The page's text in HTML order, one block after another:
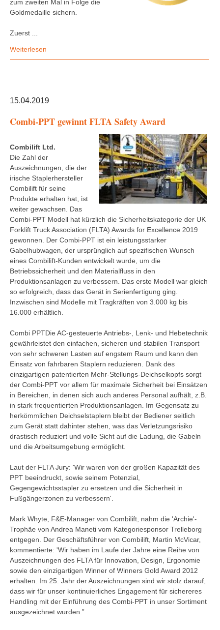
zum zweiten Mal in Folge die
Goldmedaille sichern.
Zuerst ...
Weiterlesen
15.04.2019
Combi-PPT gewinnt FLTA Safety Award
Combilift Ltd.
Die Zahl der
Auszeichnungen, die der
irische Staplerhersteller
Combilift für seine
Produkte erhalten hat, ist
weiter gewachsen. Das
Combi-PPT Modell hat kürzlich die Sicherheitskategorie der UK
Forklift Truck Association (FLTA) Awards for Excellence 2019
gewonnen. Der Combi-PPT ist ein leistungsstarker
Gabelhubwagen, der ursprünglich auf spezifischen Wunsch
eines Combilift-Kunden entwickelt wurde, um die
Betriebssicherheit und den Materialfluss in den
Produktionsanlagen zu verbessern. Das erste Modell war gleich
so erfolgreich, dass das Gerät in Serienfertigung ging.
Inzwischen sind Modelle mit Tragkräften von 3.000 kg bis
16.000 erhältlich.
Combi PPTDie AC-gesteuerte Antriebs-, Lenk- und Hebetechnik
gewährleistet den einfachen, sicheren und stabilen Transport
von sehr schweren Lasten auf engstem Raum und kann den
Einsatz von fahrbaren Staplern reduzieren. Dank des
einzigartigen patentierten Mehr-Stellungs-Deichselkopfs sorgt
der Combi-PPT vor allem für maximale Sicherheit bei Einsätzen
in Bereichen, in denen sich auch anderes Personal aufhält, z.B.
in stark frequentierten Produktionsanlagen. Im Gegensatz zu
herkömmlichen Deichselstaplern bleibt der Bediener seitlich
zum Gerät statt dahinter stehen, was das Verletzungsrisiko
drastisch reduziert und volle Sicht auf die Ladung, die Gabeln
und die Arbeitsumgebung ermöglicht.
Laut der FLTA Jury: 'Wir waren von der großen Kapazität des
PPT beeindruckt, sowie seinem Potenzial,
Gegengewichtsstapler zu ersetzen und die Sicherheit in
Fußgängerzonen zu verbessern'.
Mark Whyte, F&E-Manager von Combilift, nahm die 'Archie'-
Trophäe von Andrea Maneti vom Kategoriesponsor Trelleborg
entgegen. Der Geschäftsführer von Combilift, Martin McVicar,
kommentierte: 'Wir haben im Laufe der Jahre eine Reihe von
Auszeichnungen des FLTA für Innovation, Design, Ergonomie
sowie den einzigartigen Winner of Winners Gold Award 2012
erhalten. Im 25. Jahr der Auszeichnungen sind wir stolz darauf,
dass wir für unser kontinuierliches Engagement für sichereres
Handling mit der Einführung des Combi-PPT in unser Sortiment
ausgezeichnet wurden.”